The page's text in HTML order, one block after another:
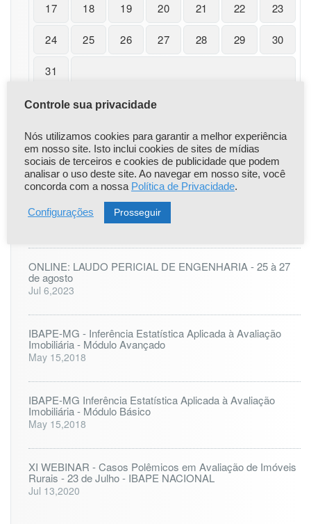
17 18 19 20 21 22 23
24 25 26 27 28 29 30
31
Popular | Recent | Comentário
Comunicado Importante
ONLINE: LAUDO PERICIAL DE ENGENHARIA - 25 à 27
de agosto
Jul 6,2023
IBAPE-MG - Inferência Estatística Aplicada à Avaliação
Imobiliária - Módulo Avançado
May 15,2018
IBAPE-MG Inferência Estatística Aplicada à Avaliação
Imobiliária - Módulo Básico
May 15,2018
XI WEBINAR - Casos Polêmicos em Avaliação de Imóveis
Rurais - 23 de Julho - IBAPE NACIONAL
Jul 13,2020
Controle sua privacidade
Nós utilizamos cookies para garantir a melhor experiência
em nosso site. Isto inclui cookies de sites de mídias
sociais de terceiros e cookies de publicidade que podem
analisar o uso deste site. Ao navegar em nosso site, você
concorda com a nossa Política de Privacidade.
Configurações Prosseguir